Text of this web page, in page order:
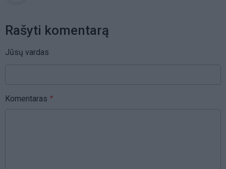
Rašyti komentarą
Jūsų vardas
Komentaras